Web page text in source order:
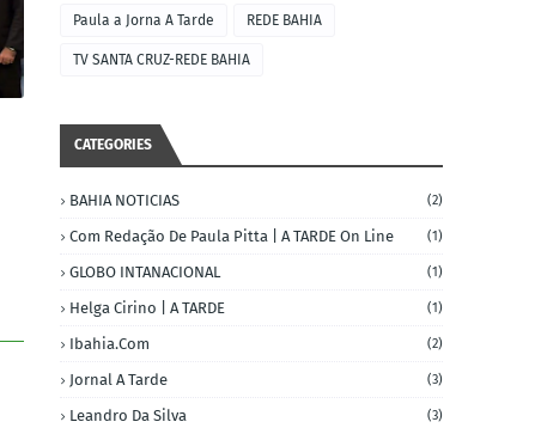
Paula a Jorna A Tarde REDE BAHIA
TV SANTA CRUZ-REDE BAHIA
CATEGORIES
BAHIA NOTICIAS (2)
Com Redação De Paula Pitta | A TARDE On Line (1)
GLOBO INTANACIONAL (1)
Helga Cirino | A TARDE (1)
Ibahia.com (2)
Jornal A Tarde (3)
Leandro Da Silva (3)